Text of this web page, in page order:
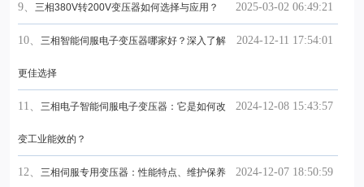
2025-03-02 06:49:21
9、 三相380V转200V变压器如何选择与应用？
2024-12-11 17:54:01
10、 三相智能伺服电子变压器哪家好？深入了解
更佳选择
2024-12-08 15:43:57
11、 三相电子智能伺服电子变压器：它是如何改
变工业能效的？
2024-12-07 18:50:59
12、 三相伺服专用变压器：性能特点、维护保养